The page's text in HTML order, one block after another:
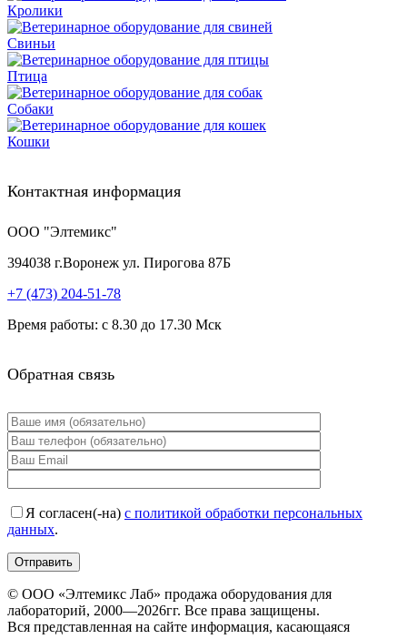
Кролики
Свиньи
Птица
Собаки
Кошки
Контактная информация
ООО "Элтемикс"
394038 г.Воронеж ул. Пирогова 87Б
+7 (473) 204-51-78
Время работы: с 8.30 до 17.30 Мск
Обратная связь
Я согласен(-на) с политикой обработки персональных
данных.
© ООО «Элтемикс Лаб» продажа оборудования для
лабораторий, 2000—2026гг. Все права защищены.
Вся представленная на сайте информация, касающаяся